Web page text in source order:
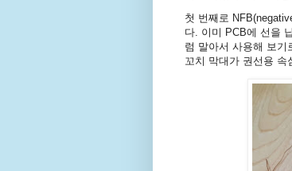
첫 번째로
다. 이미 PCB에 선을
럼 말아서 사용해 보기
꼬치 막대가 권선용 속